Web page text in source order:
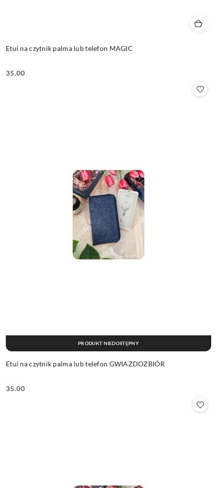
Etui na czytnik palma lub telefon MAGIC
Cena:
35.00
Etui na czytnik palma lub telefon GWIAZDOZBIÓR
Cena:
35.00
PRODUKT NIEDOSTĘPNY